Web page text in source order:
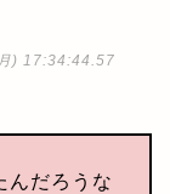
) 17:34:44.57
んだろうな